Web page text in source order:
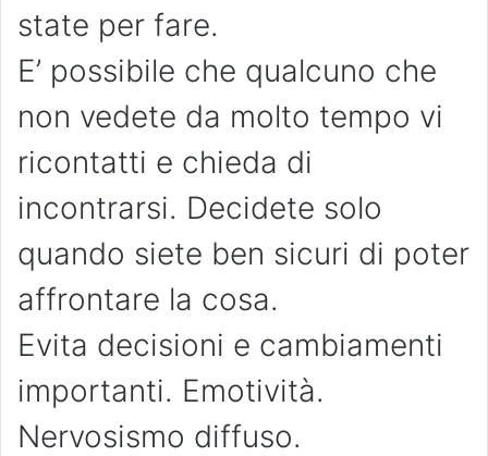
state per fare.
E’ possibile che qualcuno che
non vedete da molto tempo vi
ricontatti e chieda di
incontrarsi. Decidete solo
quando siete ben sicuri di poter
affrontare la cosa.
Evita decisioni e cambiamenti
importanti. Emotività.
Nervosismo diffuso.